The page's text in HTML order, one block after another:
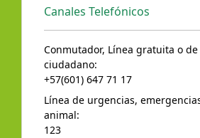
Canales Telefónicos
Conmutador, Línea gratuita o
ciudadano:
+57(601) 647 71 17
Línea de urgencias,
animal:
123